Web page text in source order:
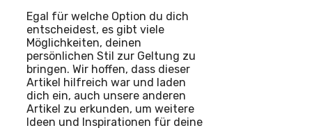
Egal für welche Option du dich
entscheidest, es gibt viele
Möglichkeiten, deinen
persönlichen Stil zur Geltung zu
bringen. Wir hoffen, dass dieser
Artikel hilfreich war und laden
dich ein, auch unsere anderen
Artikel zu erkunden, um weitere
Ideen und Inspirationen für deine